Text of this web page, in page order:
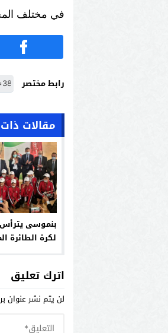
في مختلف
رابط مختصر
مقالات
بنموسى يترأس
لكرة الطائرة
اترك تعليق
لن يتم نشر عنوان